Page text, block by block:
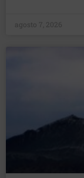
agosto 7, 2026